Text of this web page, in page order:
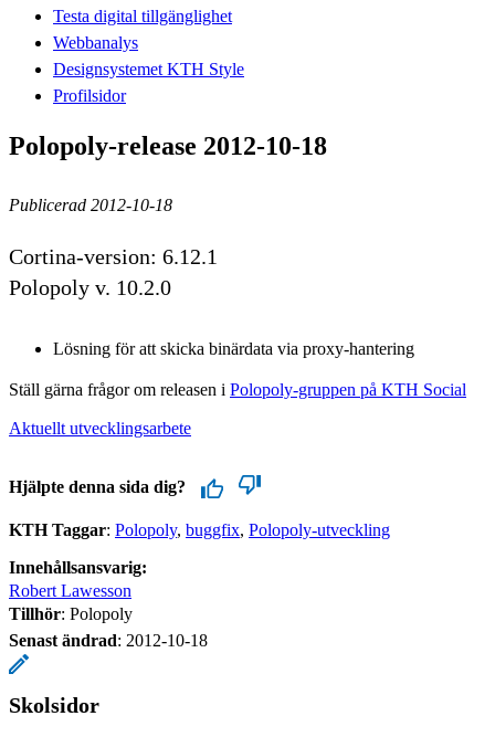
Testa digital tillgänglighet
Webbanalys
Designsystemet KTH Style
Profilsidor
Polopoly-release 2012-10-18
Publicerad 2012-10-18
Cortina-version: 6.12.1
Polopoly v. 10.2.0
Lösning för att skicka binärdata via proxy-hantering
Ställ gärna frågor om releasen i Polopoly-gruppen på KTH Social
Aktuellt utvecklingsarbete
Hjälpte denna sida dig?
KTH Taggar: Polopoly buggfix Polopoly-utveckling
Innehållsansvarig:
Robert Lawesson
Tillhör: Polopoly
Senast ändrad: 2012-10-18
Skolsidor